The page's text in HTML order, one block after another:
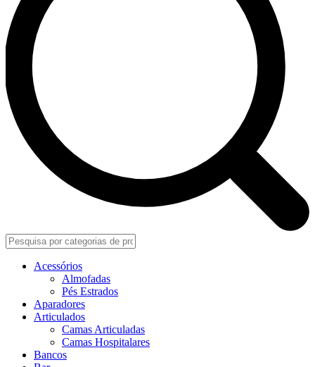
Acessórios
Almofadas
Pés Estrados
Aparadores
Articulados
Camas Articuladas
Camas Hospitalares
Bancos